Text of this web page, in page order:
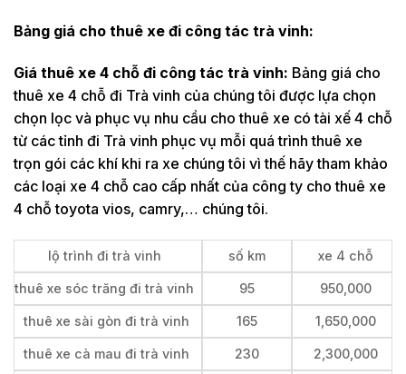
Bảng giá cho thuê xe đi công tác trà vinh:
Giá thuê xe 4 chỗ đi công tác trà vinh: Bảng giá cho
thuê xe 4 chỗ đi Trà vinh của chúng tôi được lựa chọn
chọn lọc và phục vụ nhu cầu cho thuê xe có tài xế 4 chỗ
từ các tỉnh đi Trà vinh phục vụ mỗi quá trình thuê xe
trọn gói các khí khi ra xe chúng tôi vì thế hãy tham khảo
các loại xe 4 chỗ cao cấp nhất của công ty cho thuê xe
4 chỗ toyota vios, camry,… chúng tôi.
lộ trình đi trà vinh số km xe 4 chỗ
thuê xe sóc trăng đi trà vinh 95 950,000
thuê xe sài gòn đi trà vinh 165 1,650,000
thuê xe cà mau đi trà vinh 230 2,300,000